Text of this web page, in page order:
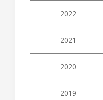
2022
2021
2020
2019